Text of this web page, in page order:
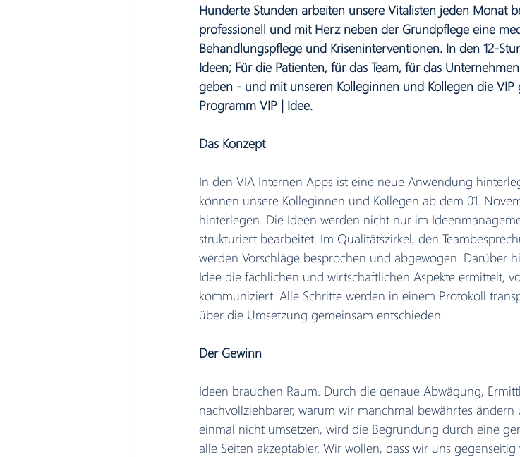
Hunderte Stunden arbeiten unsere Vitalisten jeden Monat
professionell und mit Herz neben der Grundpflege eine
Behandlungspflege und Kriseninterventionen. In den 12-
Ideen; Für die Patienten, für das Team, für das
geben - und mit unseren Kolleginnen und Kollegen die
Programm VIP | Idee.
Das Konzept
In den VIA Internen Apps ist eine neue Anwendung
können unsere Kolleginnen und Kollegen ab dem 01.
hinterlegen. Die Ideen werden nicht nur im
strukturiert bearbeitet. Im Qualitätszirkel, den
werden Vorschläge besprochen und abgewogen. Darüber
Idee die fachlichen und wirtschaftlichen Aspekte ermittelt,
kommuniziert. Alle Schritte werden in einem Protokoll
über die Umsetzung gemeinsam entschieden.
Der Gewinn
Ideen brauchen Raum. Durch die genaue Abwägung,
nachvollziehbarer, warum wir manchmal bewährtes ändern
einmal nicht umsetzen, wird die Begründung durch eine
alle Seiten akzeptabler. Wir wollen, dass wir uns